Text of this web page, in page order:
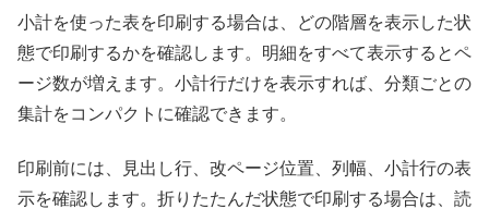
小計を使った表を印刷する場合は、どの階層を表示した状
態で印刷するかを確認します。明細をすべて表示するとペ
ージ数が増えます。小計行だけを表示すれば、分類ごとの
集計をコンパクトに確認できます。
印刷前には、見出し行、改ページ位置、列幅、小計行の表
示を確認します。折りたたんだ状態で印刷する場合は、読